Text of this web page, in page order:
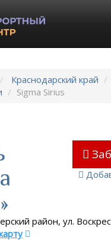
Краснодарский край
Sigma Sirius
район, ул.